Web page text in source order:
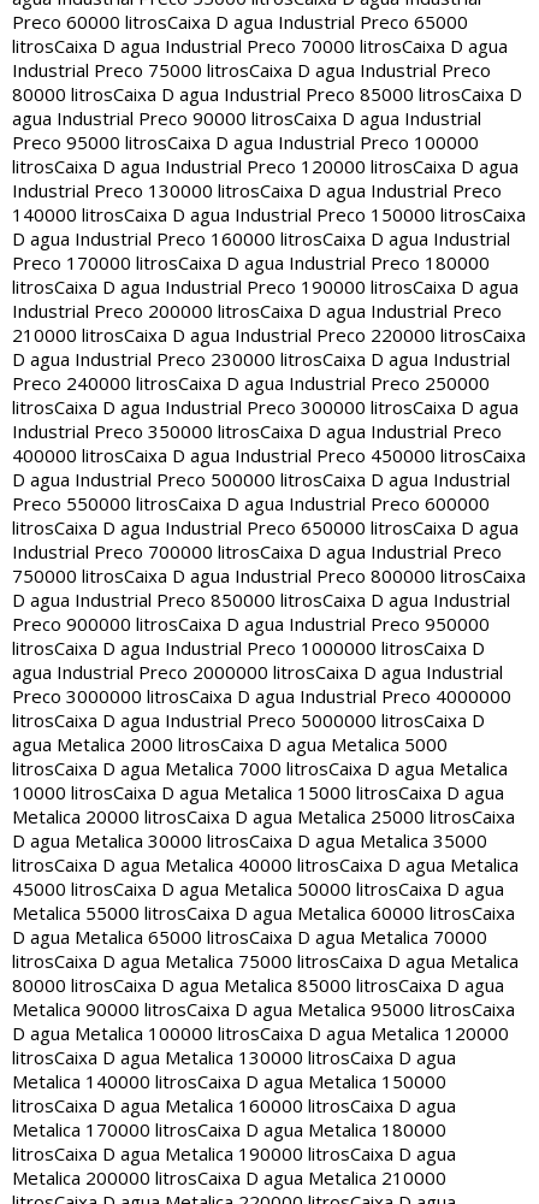
Preco 60000 litrosCaixa D agua Industrial Preco 65000
litrosCaixa D agua Industrial Preco 70000 litrosCaixa D agua
Industrial Preco 75000 litrosCaixa D agua Industrial Preco
80000 litrosCaixa D agua Industrial Preco 85000 litrosCaixa D
agua Industrial Preco 90000 litrosCaixa D agua Industrial
Preco 95000 litrosCaixa D agua Industrial Preco 100000
litrosCaixa D agua Industrial Preco 120000 litrosCaixa D agua
Industrial Preco 130000 litrosCaixa D agua Industrial Preco
140000 litrosCaixa D agua Industrial Preco 150000 litrosCaixa
D agua Industrial Preco 160000 litrosCaixa D agua Industrial
Preco 170000 litrosCaixa D agua Industrial Preco 180000
litrosCaixa D agua Industrial Preco 190000 litrosCaixa D agua
Industrial Preco 200000 litrosCaixa D agua Industrial Preco
210000 litrosCaixa D agua Industrial Preco 220000 litrosCaixa
D agua Industrial Preco 230000 litrosCaixa D agua Industrial
Preco 240000 litrosCaixa D agua Industrial Preco 250000
litrosCaixa D agua Industrial Preco 300000 litrosCaixa D agua
Industrial Preco 350000 litrosCaixa D agua Industrial Preco
400000 litrosCaixa D agua Industrial Preco 450000 litrosCaixa
D agua Industrial Preco 500000 litrosCaixa D agua Industrial
Preco 550000 litrosCaixa D agua Industrial Preco 600000
litrosCaixa D agua Industrial Preco 650000 litrosCaixa D agua
Industrial Preco 700000 litrosCaixa D agua Industrial Preco
750000 litrosCaixa D agua Industrial Preco 800000 litrosCaixa
D agua Industrial Preco 850000 litrosCaixa D agua Industrial
Preco 900000 litrosCaixa D agua Industrial Preco 950000
litrosCaixa D agua Industrial Preco 1000000 litrosCaixa D
agua Industrial Preco 2000000 litrosCaixa D agua Industrial
Preco 3000000 litrosCaixa D agua Industrial Preco 4000000
litrosCaixa D agua Industrial Preco 5000000 litrosCaixa D
agua Metalica 2000 litrosCaixa D agua Metalica 5000
litrosCaixa D agua Metalica 7000 litrosCaixa D agua Metalica
10000 litrosCaixa D agua Metalica 15000 litrosCaixa D agua
Metalica 20000 litrosCaixa D agua Metalica 25000 litrosCaixa
D agua Metalica 30000 litrosCaixa D agua Metalica 35000
litrosCaixa D agua Metalica 40000 litrosCaixa D agua Metalica
45000 litrosCaixa D agua Metalica 50000 litrosCaixa D agua
Metalica 55000 litrosCaixa D agua Metalica 60000 litrosCaixa
D agua Metalica 65000 litrosCaixa D agua Metalica 70000
litrosCaixa D agua Metalica 75000 litrosCaixa D agua Metalica
80000 litrosCaixa D agua Metalica 85000 litrosCaixa D agua
Metalica 90000 litrosCaixa D agua Metalica 95000 litrosCaixa
D agua Metalica 100000 litrosCaixa D agua Metalica 120000
litrosCaixa D agua Metalica 130000 litrosCaixa D agua
Metalica 140000 litrosCaixa D agua Metalica 150000
litrosCaixa D agua Metalica 160000 litrosCaixa D agua
Metalica 170000 litrosCaixa D agua Metalica 180000
litrosCaixa D agua Metalica 190000 litrosCaixa D agua
Metalica 200000 litrosCaixa D agua Metalica 210000